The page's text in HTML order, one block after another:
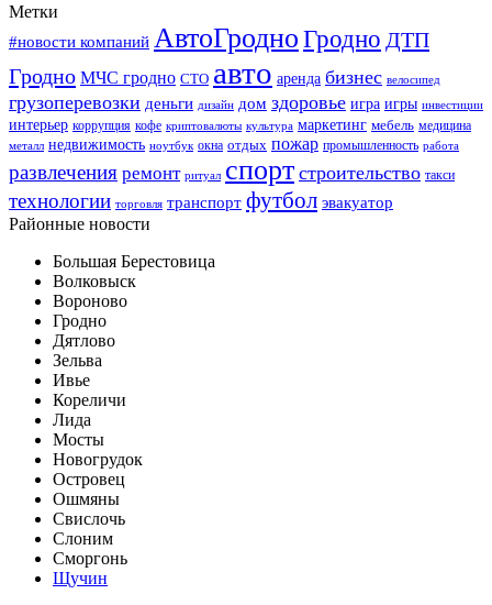
Метки
#новости компаний АвтоГродноГродно ДТП
Гродно МЧС гродно СТО авто аренда бизнес велосипед
грузоперевозки деньги дизайн дом здоровье игра игры инвестиции
интерьер коррупция кофе криптовалюты культура маркетинг мебель медицина
металл недвижимость ноутбук окна отдых пожар промышленность работа
развлечения ремонт ритуал спорт строительство такси
технологии торговля транспорт футбол эвакуатор
Районные новости
Большая Берестовица
Волковыск
Вороново
Гродно
Дятлово
Зельва
Ивье
Кореличи
Лида
Мосты
Новогрудок
Островец
Ошмяны
Свислочь
Слоним
Сморгонь
Щучин